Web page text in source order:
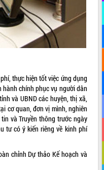
thực hiện tốt việc ứng dụng
chính phục vụ người dân
và UBND các huyện, thị xã,
cơ quan, đơn vị mình, nghiên
và Truyền thông trước ngày
tư có ý kiến riêng về kinh phí
chỉnh Dự thảo Kế hoạch và